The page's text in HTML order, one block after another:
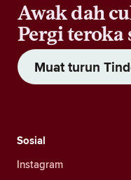
Awak dah
Pergi teroka
Muat turun
Sosial
Instagram